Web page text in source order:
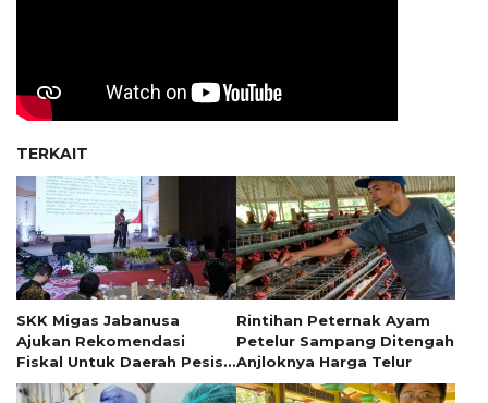
TERKAIT
SKK Migas Jabanusa
Ajukan Rekomendasi
Fiskal Untuk Daerah Pesisir
Jawa Timur
Rintihan Peternak Ayam
Petelur Sampang Ditengah
Anjloknya Harga Telur